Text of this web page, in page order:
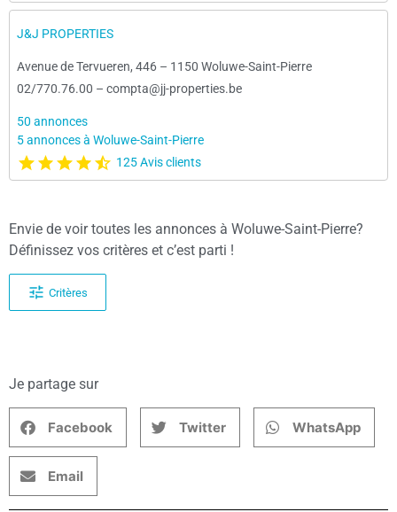
J&J PROPERTIES
Avenue de Tervueren, 446 – 1150 Woluwe-Saint-Pierre
02/770.76.00 – compta@jj-properties.be
50 annonces
5 annonces à Woluwe-Saint-Pierre
125 Avis clients
Envie de voir toutes les annonces à Woluwe-Saint-Pierre?
Définissez vos critères et c’est parti !
Critères
Je partage sur
Facebook Twitter WhatsApp
Email